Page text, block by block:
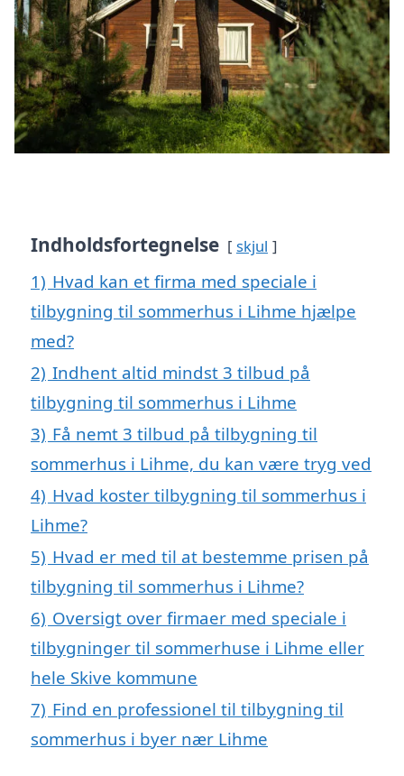
Indholdsfortegnelse skjul
1) Hvad kan et firma med speciale i
tilbygning til sommerhus i Lihme hjælpe
med?
2) Indhent altid mindst 3 tilbud på
tilbygning til sommerhus i Lihme
3) Få nemt 3 tilbud på tilbygning til
sommerhus i Lihme, du kan være tryg ved
4) Hvad koster tilbygning til sommerhus i
Lihme?
5) Hvad er med til at bestemme prisen på
tilbygning til sommerhus i Lihme?
6) Oversigt over firmaer med speciale i
tilbygninger til sommerhuse i Lihme eller
hele Skive kommune
7) Find en professionel til tilbygning til
sommerhus i byer nær Lihme